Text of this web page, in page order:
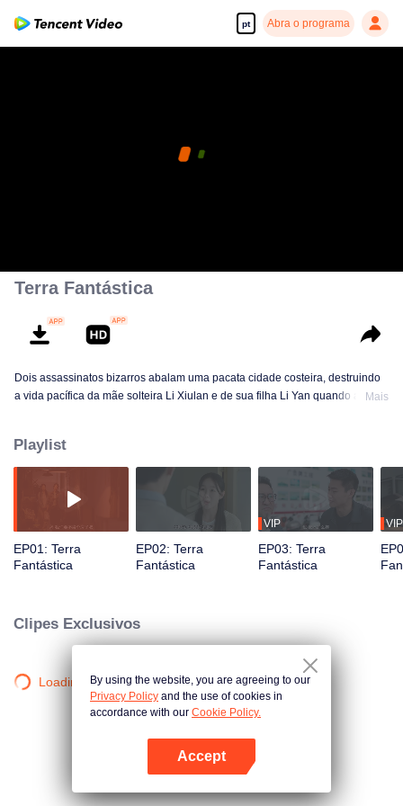
pt Abra o programa
Abra o programa
Terra Fantástica
Dois assassinatos bizarros abalam uma pacata cidade costeira, destruindo
a vida pacífica da mãe solteira Li Xiulan e de sua filha Li Yan quando a
Mais
Playlist
EP01: Terra
Fantástica
EP02: Terra
Fantástica
VIP
EP03: Terra
Fantástica
VIP
Clipes Exclusivos
Loading…By using the website, you are agreeing to our
Privacy Policy and the use of cookies in
accordance with our Cookie Policy.
Accept